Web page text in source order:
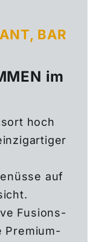
BAR
im
hoch
auf
Fusions-
Premium-